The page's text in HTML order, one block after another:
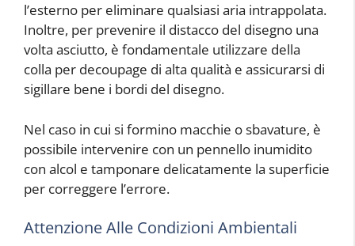
l’esterno per eliminare qualsiasi aria intrappolata.
Inoltre, per prevenire il distacco del disegno una
volta asciutto, è fondamentale utilizzare della
colla per decoupage di alta qualità e assicurarsi di
sigillare bene i bordi del disegno.
Nel caso in cui si formino macchie o sbavature, è
possibile intervenire con un pennello inumidito
con alcol e tamponare delicatamente la superficie
per correggere l’errore.
Attenzione Alle Condizioni Ambientali